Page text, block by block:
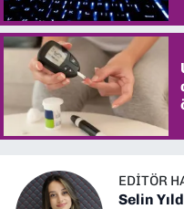
EDITÖR
Selin